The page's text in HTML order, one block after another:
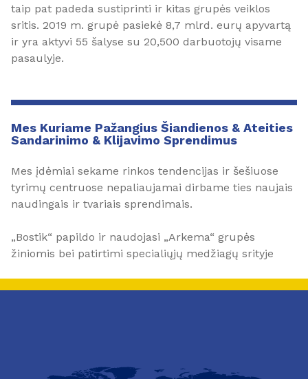
taip pat padeda sustiprinti ir kitas grupės veiklos
sritis. 2019 m. grupė pasiekė 8,7 mlrd. eurų apyvartą
ir yra aktyvi 55 šalyse su 20,500 darbuotojų visame
pasaulyje.
Mes Kuriame Pažangius Šiandienos & Ateities
Sandarinimo & Klijavimo Sprendimus
Mes įdėmiai sekame rinkos tendencijas ir šešiuose
tyrimų centruose nepaliaujamai dirbame ties naujais
naudingais ir tvariais sprendimais.
„Bostik“ papildo ir naudojasi „Arkema“ grupės
žiniomis bei patirtimi specialiųjų medžiagų srityje